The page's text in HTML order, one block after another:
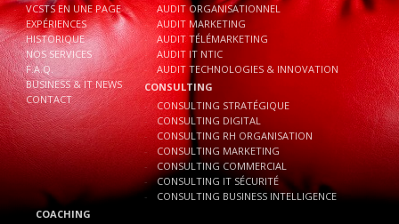
VCSTS EN UNE PAGE
EXPÉRIENCES
HISTORIQUE
NOS SERVICES
F.A.Q.
BUSINESS & IT NEWS
CONTACT
AUDIT ORGANISATIONNEL
AUDIT MARKETING
AUDIT TÉLÉMARKETING
AUDIT IT NTIC
AUDIT TECHNOLOGIES & INNOVATION
CONSULTING
CONSULTING STRATÉGIQUE
CONSULTING DIGITAL
CONSULTING RH ORGANISATION
CONSULTING MARKETING
CONSULTING COMMERCIAL
CONSULTING IT SÉCURITÉ
CONSULTING BUSINESS INTELLIGENCE
COACHING